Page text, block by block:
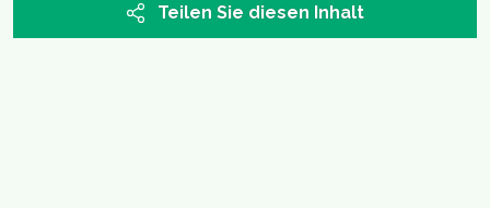
Teilen Sie diesen Inhalt